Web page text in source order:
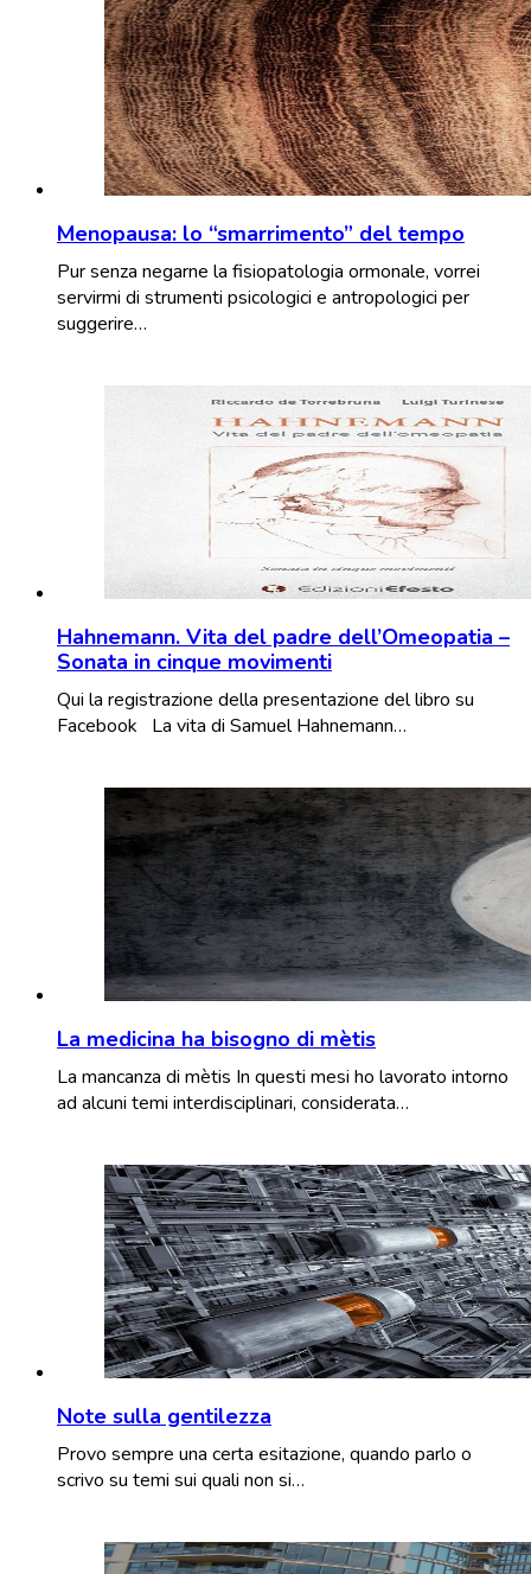
Menopausa: lo “smarrimento” del tempo
Pur senza negarne la fisiopatologia ormonale, vorrei
servirmi di strumenti psicologici e antropologici per
suggerire…
Hahnemann. Vita del padre dell’Omeopatia –
Sonata in cinque movimenti
Qui la registrazione della presentazione del libro su
Facebook La vita di Samuel Hahnemann…
La medicina ha bisogno di mètis
La mancanza di mètis In questi mesi ho lavorato intorno
ad alcuni temi interdisciplinari, considerata…
Note sulla gentilezza
Provo sempre una certa esitazione, quando parlo o
scrivo su temi sui quali non si…